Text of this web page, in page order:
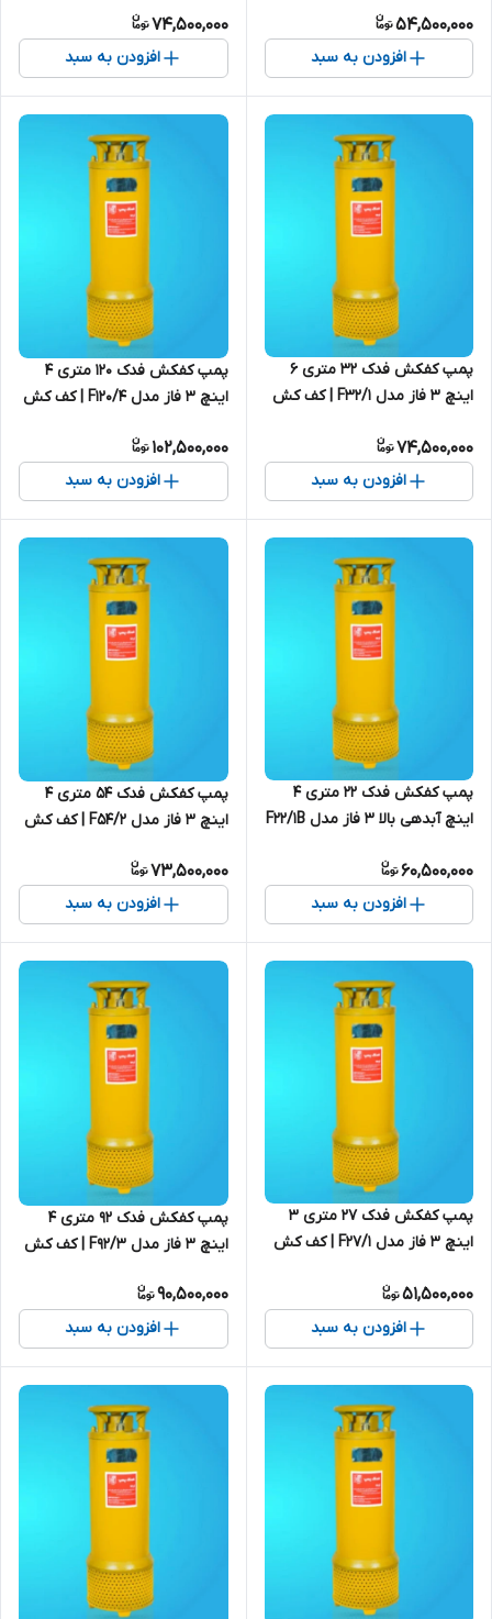
54,500,000
افزودن به سبد
74,500,000
افزودن به سبد
پمپ کفکش فدک ۳۲ متری ۶
اینچ ۳ فاز مدل F32/1 | کف کش
74,500,000
افزودن به سبد
پمپ کفکش فدک ۱۲۰ متری ۴
اینچ ۳ فاز مدل F120/4 | کف کش
102,500,000
افزودن به سبد
پمپ کفکش فدک ۲۲ متری ۴
اینچ آبدهی بالا ۳ فاز مدل F22/1B
60,500,000
افزودن به سبد
پمپ کفکش فدک ۵۴ متری ۴
اینچ ۳ فاز مدل F54/2 | کف کش
73,500,000
افزودن به سبد
پمپ کفکش فدک ۲۷ متری ۳
اینچ ۳ فاز مدل F27/1 | کف کش
51,500,000
افزودن به سبد
پمپ کفکش فدک ۹۲ متری ۴
اینچ ۳ فاز مدل F92/3 | کف کش
90,500,000
افزودن به سبد